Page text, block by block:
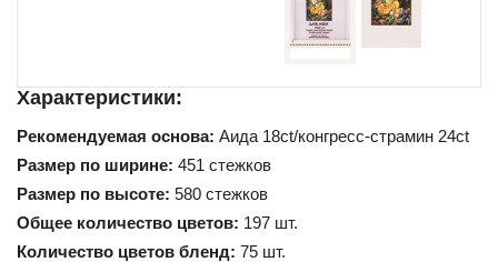
Характеристики:
Рекомендуемая основа: Аида 18ct/конгресс-страмин 24ct
Размер по ширине: 451 стежков
Размер по высоте: 580 стежков
Общее количество цветов: 197 шт.
Количество цветов бленд: 75 шт.